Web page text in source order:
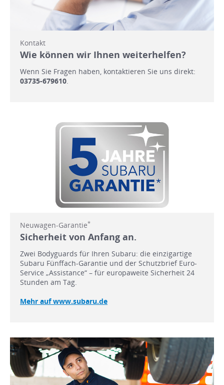
Kontakt
Wie können wir Ihnen weiterhelfen?
Wenn Sie Fragen haben, kontaktieren Sie uns direkt:
03735-679610.
Neuwagen-Garantie*
Sicherheit von Anfang an.
Zwei Bodyguards für Ihren Subaru: die einzigartige
Subaru Fünffach-Garantie und der Schutzbrief Euro-
Service „Assistance“ – für europaweite Sicherheit 24
Stunden am Tag.
Mehr auf www.subaru.de